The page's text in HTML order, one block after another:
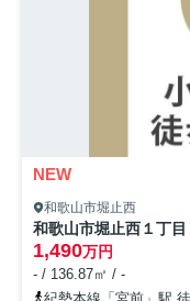
NEW
和歌山市堀止西
和歌山市堀止西１丁
1,490万円
- / 136.87㎡ / -